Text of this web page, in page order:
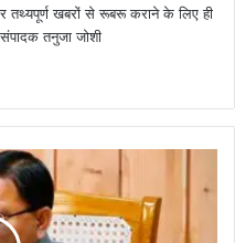
तथ्यपूर्ण खबरों से रूबरू कराने के लिए ही
तनुजा जोशी